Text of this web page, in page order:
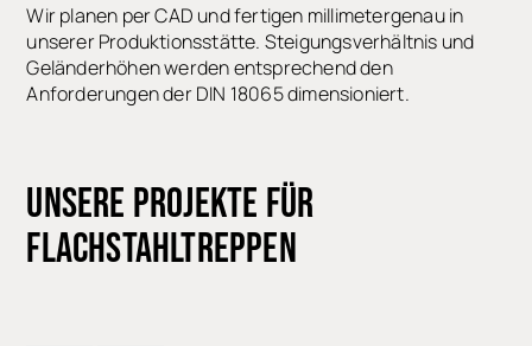
Wir planen per CAD und fertigen millimetergenau in
unserer Produktionsstätte. Steigungsverhältnis und
Geländerhöhen werden entsprechend den
Anforderungen der DIN 18065 dimensioniert.
UNSERE PROJEKTE FÜR
FLACHSTAHLTREPPEN
Flachstahltreppe